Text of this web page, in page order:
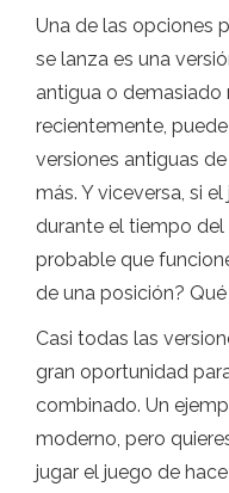
Una de las opciones
se lanza es una
antigua o demasiado
recientemente,
versiones antiguas
más. Y viceversa, si
durante el tiempo
probable que
de una posición?
Casi todas las
gran oportunidad
combinado. Un
moderno, pero
jugar el juego de